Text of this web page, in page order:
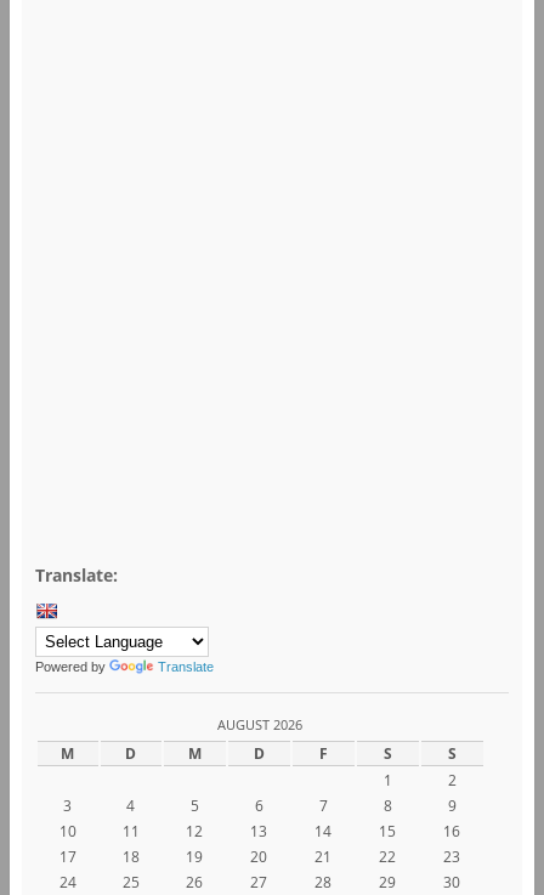
Translate:
Powered by Translate
AUGUST 2026
M D M D F S S
1
2
3
4 5 6 7 8
9
10
11 12 13 14 15
16
17
18 19 20 21 22
23
24
25 26 27 28 29
30